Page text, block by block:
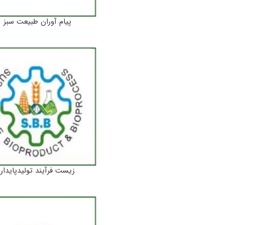
پیام آوران طبیعت سبز
زیست فرآیند تولیدپایدار